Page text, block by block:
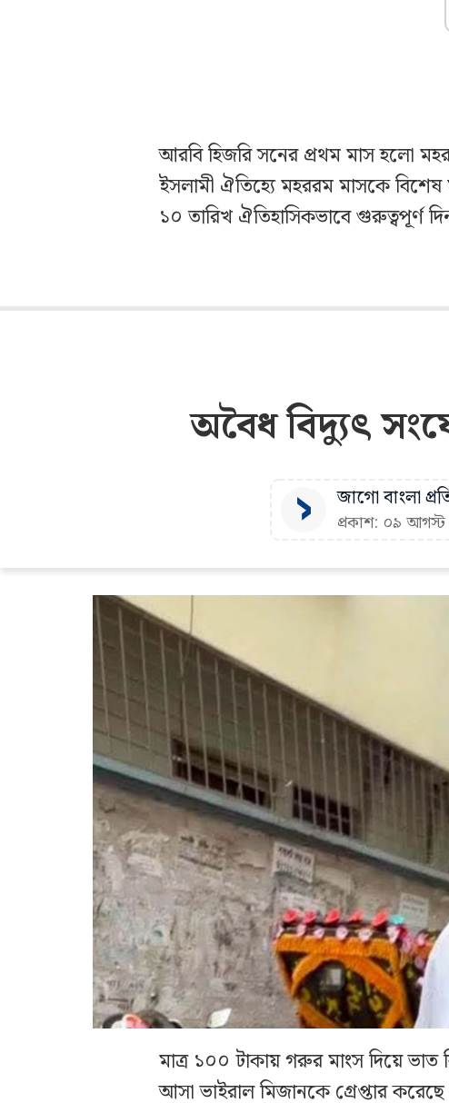
আরবি হিজরি সনের প্রথম মাস হলো
ইসলামী ঐতিহ্যে মহররম মাসকে বিশেষ
১০ তারিখ ঐতিহাসিকভাবে গুরুত্বপূর্ণ
অবৈধ বিদ্যুৎ
জাগো বাংলা
প্রকাশ: ০৯
মাত্র ১০০ টাকায় গরুর মাংস দিয়ে
আসা ভাইরাল মিজানকে গ্রেপ্তার